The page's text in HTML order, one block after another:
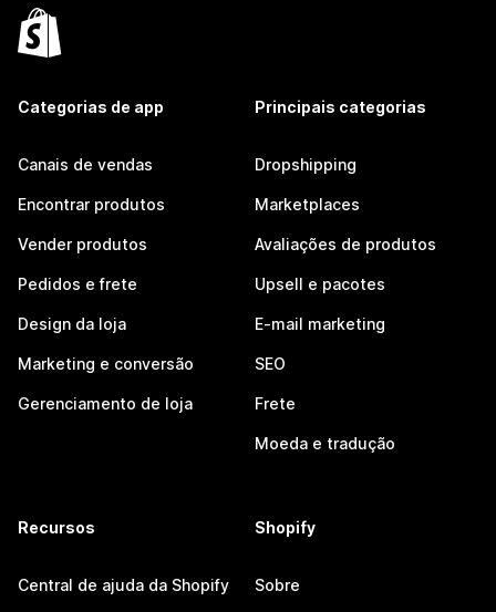
Categorias de app
Canais de vendas
Encontrar produtos
Vender produtos
Pedidos e frete
Design da loja
Marketing e conversão
Gerenciamento de loja
Principais categorias
Dropshipping
Marketplaces
Avaliações de produtos
Upsell e pacotes
E-mail marketing
SEO
Frete
Moeda e tradução
Recursos
Central de ajuda da Shopify
Shopify
Sobre